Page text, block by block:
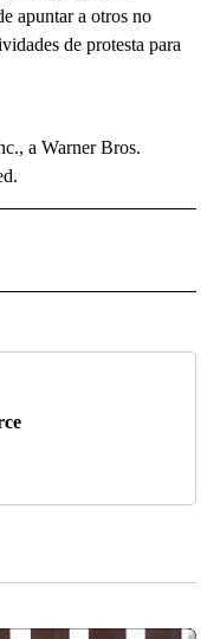
apuntar a otros no
de protesta para
a Warner Bros.
NOTIFICATIONS ABOUT